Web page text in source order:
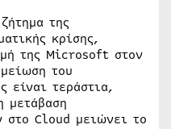
της
κρίσης,
της Microsoft στον
του
είναι τεράστια,
μετάβαση
στο Cloud μειώνει το